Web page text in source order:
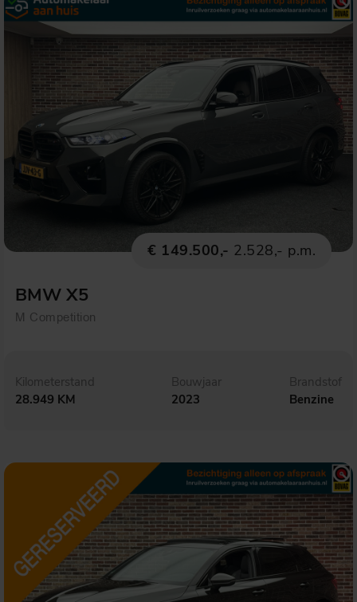
€ 149.500,- 2.528,- p.m.
BMW X5
M Competition
Kilometerstand
28.949 KM
Bouwjaar
2023
Brandstof
Benzine